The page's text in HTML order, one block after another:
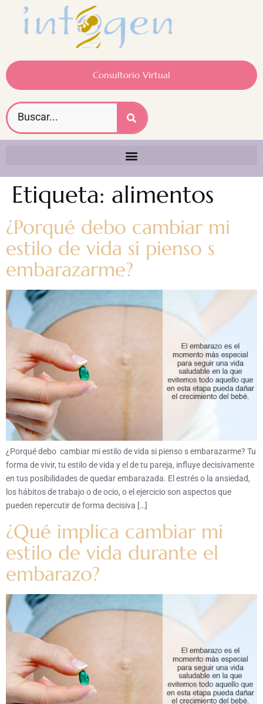
Consultorio Virtual
Etiqueta: alimentos
¿Porqué debo cambiar mi
estilo de vida si pienso s
embarazarme?
¿Porqué debo cambiar mi estilo de vida si pienso s embarazarme? Tu
forma de vivir, tu estilo de vida y el de tu pareja, influye decisivamente
en tus posibilidades de quedar embarazada. El estrés o la ansiedad,
los hábitos de trabajo o de ocio, o el ejercicio son aspectos que
pueden repercutir de forma decisiva […]
¿Qué implica cambiar mi
estilo de vida durante el
embarazo?